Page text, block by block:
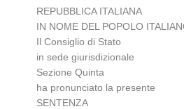
REPUBBLICA ITALIANA
IN NOME DEL POPOLO
Il Consiglio di Stato
in sede giurisdizionale
Sezione Quinta
ha pronunciato la presente
SENTENZA